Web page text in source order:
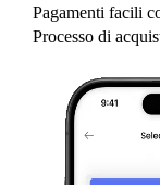
Pagamenti facili
Processo di